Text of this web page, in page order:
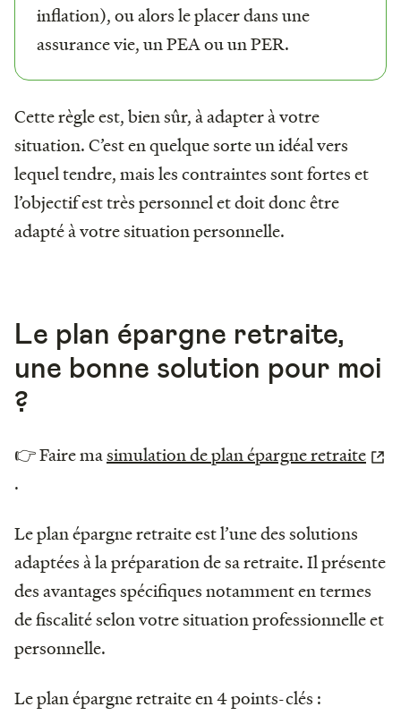
inflation), ou alors le placer dans une
assurance vie, un PEA ou un PER.
Cette règle est, bien sûr, à adapter à votre
situation. C’est en quelque sorte un idéal vers
lequel tendre, mais les contraintes sont fortes et
l’objectif est très personnel et doit donc être
adapté à votre situation personnelle.
Le plan épargne retraite,
une bonne solution pour moi
?
👉 Faire masimulation de plan épargne retraite
.
Le plan épargne retraite est l’une des solutions
adaptées à la préparation de sa retraite. Il présente
des avantages spécifiques notamment en termes
de fiscalité selon votre situation professionnelle et
personnelle.
Le plan épargne retraite en 4 points-clés :